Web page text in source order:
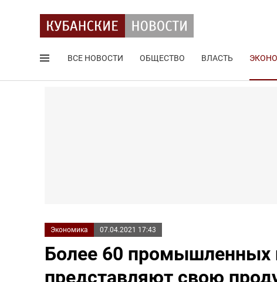
ВСЕ НОВОСТИ ОБЩЕСТВО ВЛАСТЬ
Экономика 07.04.2021 17:43
Более 60 промышленных
представляют свою